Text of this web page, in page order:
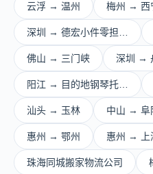
云浮 → 温州 梅州 → 西
深圳 → 德宏小件零担…
佛山 → 三门峡 深圳 →
阳江 → 目的地钢琴托…
汕头 → 玉林 中山 → 阜
惠州 → 鄂州 惠州 → 上
珠海同城搬家物流公司